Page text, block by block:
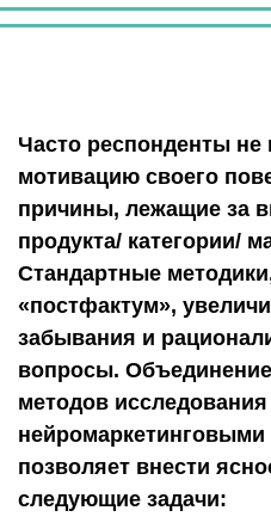
Часто респонденты не
мотивацию своего
причины, лежащие за
продукта/ категории/
Стандартные
«постфактум»,
забывания и
вопросы.
методов исследования
нейромаркетинговыми
позволяет внести
следующие задачи: